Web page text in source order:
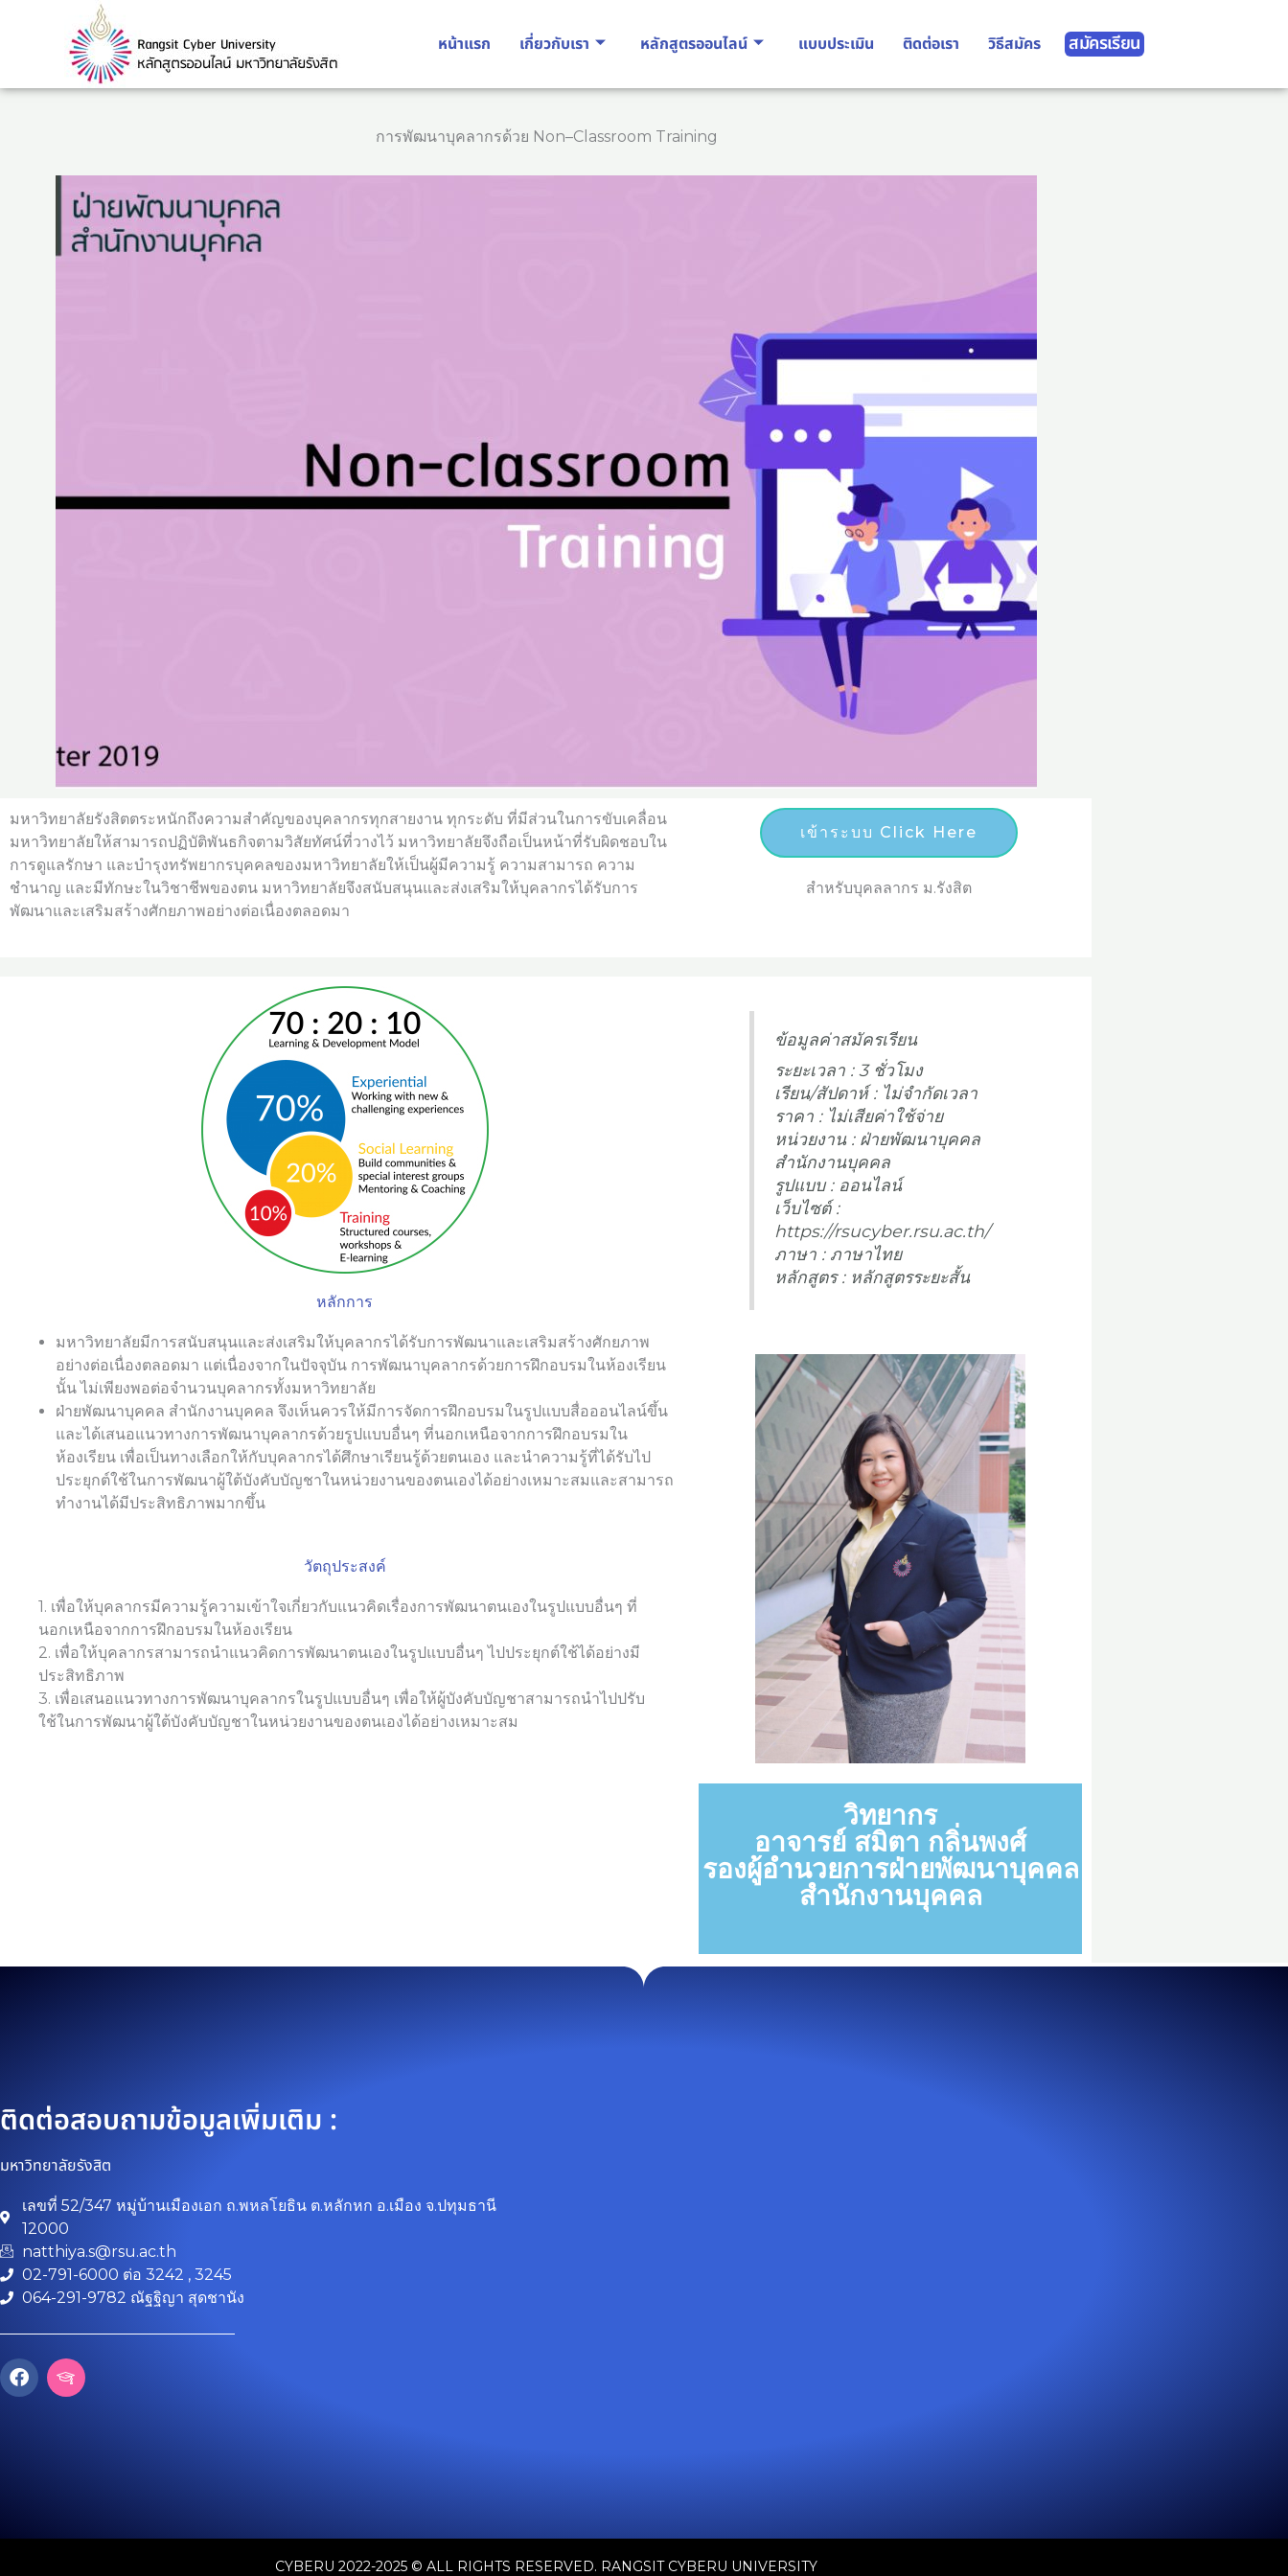
หน้าแรก เกี่ยวกับเรา หลักสูตรออนไลน์ แบบประเมิน ติดต่อเรา วิธีสมัคร สมัครเรียน
การพัฒนาบุคลากรด้วย Non–Classroom Training
มหาวิทยาลัยรังสิตตระหนักถึงความสำคัญของบุคลากรทุกสายงาน ทุกระดับ ที่มีส่วนในการขับเคลื่อน
มหาวิทยาลัยให้สามารถปฏิบัติพันธกิจตามวิสัยทัศน์ที่วางไว้ มหาวิทยาลัยจึงถือเป็นหน้าที่รับผิดชอบใน
การดูแลรักษา และบำรุงทรัพยากรบุคคลของมหาวิทยาลัยให้เป็นผู้มีความรู้ ความสามารถ ความ
ชำนาญ และมีทักษะในวิชาชีพของตน มหาวิทยาลัยจึงสนับสนุนและส่งเสริมให้บุคลากรได้รับการ
พัฒนาและเสริมสร้างศักยภาพอย่างต่อเนื่องตลอดมา
เข้าระบบ Click Here
สำหรับบุคลลากร ม.รังสิต
หลักการ
มหาวิทยาลัยมีการสนับสนุนและส่งเสริมให้บุคลากรได้รับการพัฒนาและเสริมสร้างศักยภาพ
อย่างต่อเนื่องตลอดมา แต่เนื่องจากในปัจจุบัน การพัฒนาบุคลากรด้วยการฝึกอบรมในห้องเรียน
นั้น ไม่เพียงพอต่อจำนวนบุคลากรทั้งมหาวิทยาลัย
ฝ่ายพัฒนาบุคคล สำนักงานบุคคล จึงเห็นควรให้มีการจัดการฝึกอบรมในรูปแบบสื่อออนไลน์ขึ้น
และได้เสนอแนวทางการพัฒนาบุคลากรด้วยรูปแบบอื่นๆ ที่นอกเหนือจากการฝึกอบรมใน
ห้องเรียน เพื่อเป็นทางเลือกให้กับบุคลากรได้ศึกษาเรียนรู้ด้วยตนเอง และนำความรู้ที่ได้รับไป
ประยุกต์ใช้ในการพัฒนาผู้ใต้บังคับบัญชาในหน่วยงานของตนเองได้อย่างเหมาะสมและสามารถ
ทำงานได้มีประสิทธิภาพมากขึ้น
วัตถุประสงค์
1. เพื่อให้บุคลากรมีความรู้ความเข้าใจเกี่ยวกับแนวคิดเรื่องการพัฒนาตนเองในรูปแบบอื่นๆ ที่
นอกเหนือจากการฝึกอบรมในห้องเรียน
2. เพื่อให้บุคลากรสามารถนำแนวคิดการพัฒนาตนเองในรูปแบบอื่นๆ ไปประยุกต์ใช้ได้อย่างมี
ประสิทธิภาพ
3. เพื่อเสนอแนวทางการพัฒนาบุคลากรในรูปแบบอื่นๆ เพื่อให้ผู้บังคับบัญชาสามารถนำไปปรับ
ใช้ในการพัฒนาผู้ใต้บังคับบัญชาในหน่วยงานของตนเองได้อย่างเหมาะสม
ข้อมูลค่าสมัครเรียน
ระยะเวลา : 3 ชั่วโมง
เรียน/สัปดาห์ : ไม่จำกัดเวลา
ราคา : ไม่เสียค่าใช้จ่าย
หน่วยงาน : ฝ่ายพัฒนาบุคคล
สำนักงานบุคคล
รูปแบบ : ออนไลน์
เว็บไซต์ :
https://rsucyber.rsu.ac.th/
ภาษา : ภาษาไทย
หลักสูตร : หลักสูตรระยะสั้น
วิทยากร
อาจารย์ สมิตา กลิ่นพงศ์
รองผู้อำนวยการฝ่ายพัฒนาบุคคล
สำนักงานบุคคล
ติดต่อสอบถามข้อมูลเพิ่มเติม :
มหาวิทยาลัยรังสิต
เลขที่ 52/347 หมู่บ้านเมืองเอก ถ.พหลโยธิน ต.หลักหก อ.เมือง จ.ปทุมธานี
12000
natthiya.s@rsu.ac.th
02-791-6000 ต่อ 3242 , 3245
064-291-9782 ณัฐฐิญา สุดชานัง
F
a
I
c
u
CYBERU 2022-2025 © ALL RIGHTS RESERVED. RANGSIT CYBERU UNIVERSITY